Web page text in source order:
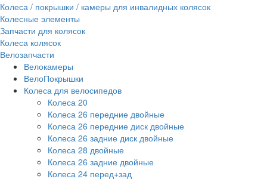
Колеса / покрышки / камеры для инвалидных колясок
Колесные элементы
Запчасти для колясок
Колеса колясок
Велозапчасти
Велокамеры
ВелоПокрышки
Колеса для велосипедов
Колеса 20
Колеса 26 передние двойные
Колеса 26 передние диск двойные
Колеса 26 задние диск двойные
Колеса 28 двойные
Колеса 26 задние двойные
Колеса 24 перед+зад